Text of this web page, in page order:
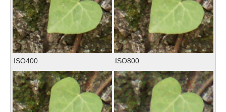
ISO400 ISO800